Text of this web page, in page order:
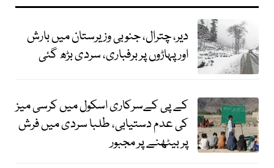
دیر، چترال، جنوبی وزیرستان میں بارش
اور پہاڑوں پر برفباری، سردی بڑھ گئی
کے پی کےسرکاری اسکول میں کرسی میز
کی عدم دستیابی، طلبا سردی میں فرش
پر بیٹھنے پر مجبور